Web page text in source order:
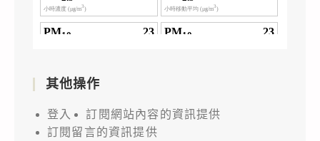
其他操作
登入
訂閱網站內容的資訊提供
訂閱留言的資訊提供